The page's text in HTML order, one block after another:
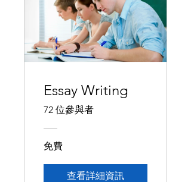
Essay Writing
72 位參與者
免費
查看詳細資訊